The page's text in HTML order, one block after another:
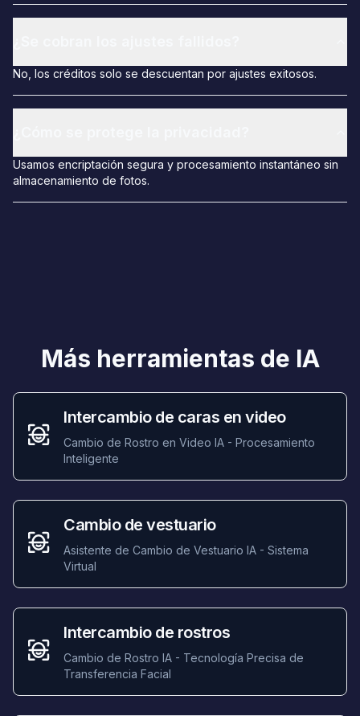
No, los créditos solo se descuentan por ajustes exitosos.
Usamos encriptación segura y procesamiento instantáneo sin
almacenamiento de fotos.
Más herramientas de IA
Intercambio de caras en video
Cambio de Rostro en Video IA - Procesamiento
Inteligente
Cambio de vestuario
Asistente de Cambio de Vestuario IA - Sistema
Virtual
Intercambio de rostros
Cambio de Rostro IA - Tecnología Precisa de
Transferencia Facial